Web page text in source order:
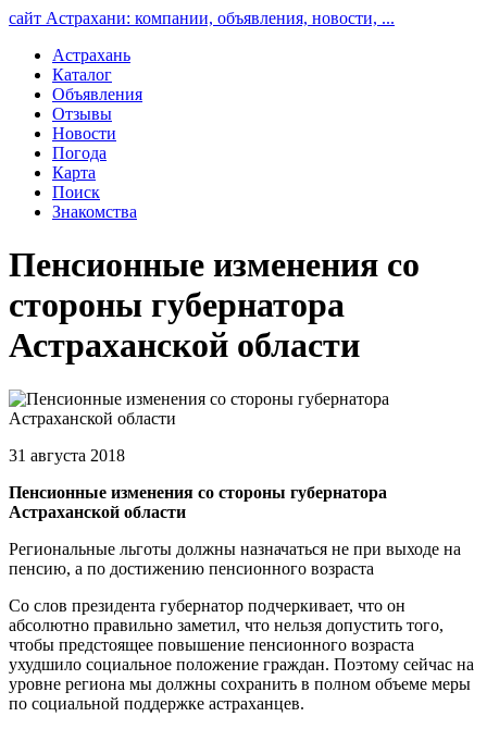
сайт Астрахани: компании, объявления, новости, ...
Астрахань
Каталог
Объявления
Отзывы
Новости
Погода
Карта
Поиск
Знакомства
Пенсионные изменения со
стороны губернатора
Астраханской области
31 августа 2018
Пенсионные изменения со стороны губернатора
Астраханской области
Региональные льготы должны назначаться не при выходе на
пенсию, а по достижению пенсионного возраста
Со слов президента губернатор подчеркивает, что он
абсолютно правильно заметил, что нельзя допустить того,
чтобы предстоящее повышение пенсионного возраста
ухудшило социальное положение граждан. Поэтому сейчас на
уровне региона мы должны сохранить в полном объеме меры
по социальной поддержке астраханцев.